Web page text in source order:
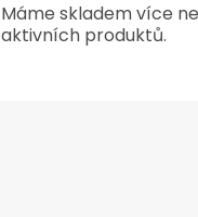
Máme skladem více
aktivních produktů.